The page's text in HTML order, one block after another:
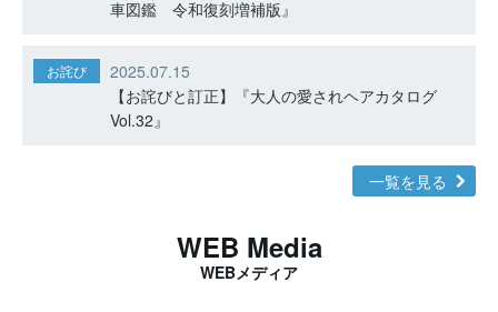
車図鑑 令和復刻増補版』
お詫び
2025.07.15
【お詫びと訂正】『大人の愛されヘアカタログ
Vol.32』
一覧を見る
WEB Media
WEBメディア